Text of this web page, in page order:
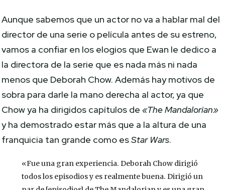
Aunque sabemos que un actor no va a hablar mal del
director de una serie o película antes de su estreno,
vamos a confiar en los elogios que Ewan le dedico a
la directora de la serie que es nada más ni nada
menos que Deborah Chow. Además hay motivos de
sobra para darle la mano derecha al actor, ya que
Chow ya ha dirigidos capítulos de«The Mandalorian»
y ha demostrado estar más que a la altura de una
franquicia tan grande como esStar Wars.
«Fue una gran experiencia. Deborah Chow dirigió
todos los episodios y es realmente buena. Dirigió un